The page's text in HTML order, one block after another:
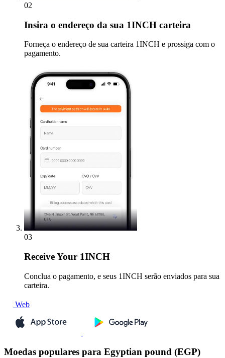
02
Insira o endereço da sua 1INCH carteira
Forneça o endereço de sua carteira 1INCH e prossiga com o
pagamento.
03
ReceiveYour 1INCH
Conclua o pagamento, e seus 1INCH serão enviados para sua
carteira.
Web
Moedas populares para Egyptian pound (EGP)